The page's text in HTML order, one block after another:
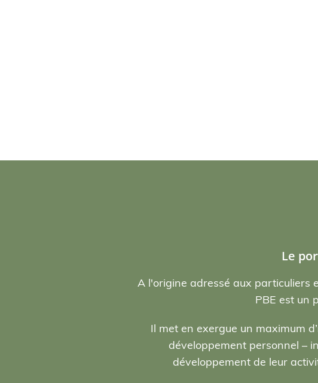
Le
A l'origine adressé aux particuliers
PBE est un
Il met en exergue un maximum
développement personnel –
développement de leur